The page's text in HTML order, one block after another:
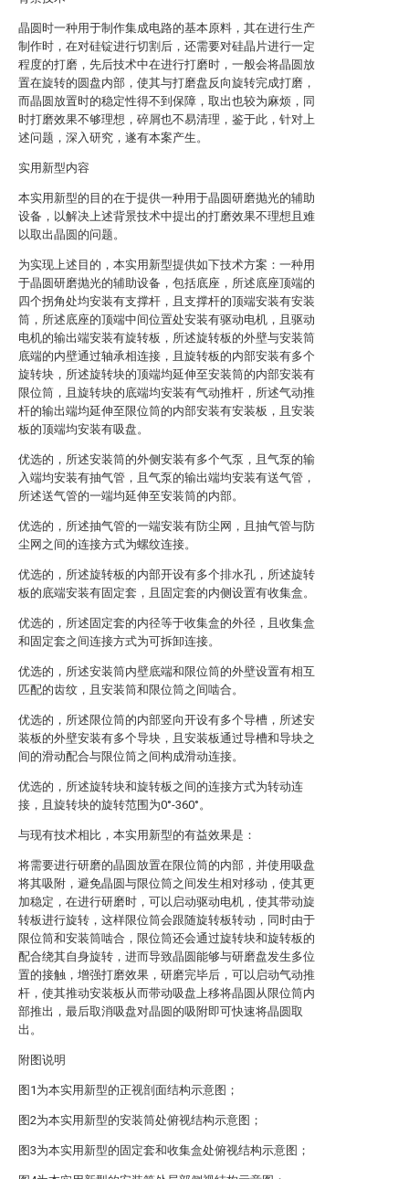
晶圆时一种用于制作集成电路的基本原料，其在进行生产
制作时，在对硅锭进行切割后，还需要对硅晶片进行一定
程度的打磨，先后技术中在进行打磨时，一般会将晶圆放
置在旋转的圆盘内部，使其与打磨盘反向旋转完成打磨，
而晶圆放置时的稳定性得不到保障，取出也较为麻烦，同
时打磨效果不够理想，碎屑也不易清理，鉴于此，针对上
述问题，深入研究，遂有本案产生。
实用新型内容
本实用新型的目的在于提供一种用于晶圆研磨抛光的辅助
设备，以解决上述背景技术中提出的打磨效果不理想且难
以取出晶圆的问题。
为实现上述目的，本实用新型提供如下技术方案：一种用
于晶圆研磨抛光的辅助设备，包括底座，所述底座顶端的
四个拐角处均安装有支撑杆，且支撑杆的顶端安装有安装
筒，所述底座的顶端中间位置处安装有驱动电机，且驱动
电机的输出端安装有旋转板，所述旋转板的外壁与安装筒
底端的内壁通过轴承相连接，且旋转板的内部安装有多个
旋转块，所述旋转块的顶端均延伸至安装筒的内部安装有
限位筒，且旋转块的底端均安装有气动推杆，所述气动推
杆的输出端均延伸至限位筒的内部安装有安装板，且安装
板的顶端均安装有吸盘。
优选的，所述安装筒的外侧安装有多个气泵，且气泵的输
入端均安装有抽气管，且气泵的输出端均安装有送气管，
所述送气管的一端均延伸至安装筒的内部。
优选的，所述抽气管的一端安装有防尘网，且抽气管与防
尘网之间的连接方式为螺纹连接。
优选的，所述旋转板的内部开设有多个排水孔，所述旋转
板的底端安装有固定套，且固定套的内侧设置有收集盒。
优选的，所述固定套的内径等于收集盒的外径，且收集盒
和固定套之间连接方式为可拆卸连接。
优选的，所述安装筒内壁底端和限位筒的外壁设置有相互
匹配的齿纹，且安装筒和限位筒之间啮合。
优选的，所述限位筒的内部竖向开设有多个导槽，所述安
装板的外壁安装有多个导块，且安装板通过导槽和导块之
间的滑动配合与限位筒之间构成滑动连接。
优选的，所述旋转块和旋转板之间的连接方式为转动连
接，且旋转块的旋转范围为0°-360°。
与现有技术相比，本实用新型的有益效果是：
将需要进行研磨的晶圆放置在限位筒的内部，并使用吸盘
将其吸附，避免晶圆与限位筒之间发生相对移动，使其更
加稳定，在进行研磨时，可以启动驱动电机，使其带动旋
转板进行旋转，这样限位筒会跟随旋转板转动，同时由于
限位筒和安装筒啮合，限位筒还会通过旋转块和旋转板的
配合绕其自身旋转，进而导致晶圆能够与研磨盘发生多位
置的接触，增强打磨效果，研磨完毕后，可以启动气动推
杆，使其推动安装板从而带动吸盘上移将晶圆从限位筒内
部推出，最后取消吸盘对晶圆的吸附即可快速将晶圆取
出。
附图说明
图1为本实用新型的正视剖面结构示意图；
图2为本实用新型的安装筒处俯视结构示意图；
图3为本实用新型的固定套和收集盒处俯视结构示意图；